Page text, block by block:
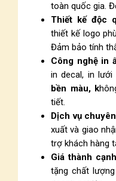
toàn quốc gia.
Thiết kế độc
thiết kế logo
Đảm bảo tính
Công nghệ in
in decal, in
bền màu, k
tiết.
Dịch vụ
xuất và giao
trợ khách hàng
Giá thành
tặng chất